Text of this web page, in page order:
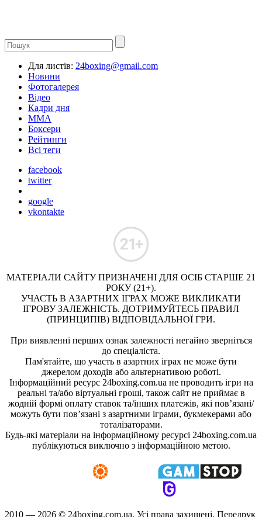
Для листів: 24boxing@gmail.com
Новини
Фотогалерея
Відео
Кадри дня
ММА
Боксери
Рейтинги
Всі теги
facebook
twitter
google
vkontakte
МАТЕРІАЛИ САЙТУ ПРИЗНАЧЕНІ ДЛЯ ОСІБ СТАРШЕ 21
РОКУ (21+).
УЧАСТЬ В АЗАРТНИХ ІГРАХ МОЖЕ ВИКЛИКАТИ
ІГРОВУ ЗАЛЕЖНІСТЬ. ДОТРИМУЙТЕСЬ ПРАВИЛ
(ПРИНЦИПІВ) ВІДПОВІДАЛЬНОЇ ГРИ.
При виявленні перших ознак залежності негайно зверніться
до спеціаліста.
Пам'ятайте, що участь в азартних іграх не може бути
джерелом доходів або альтернативою роботі.
Інформаційний ресурс 24boxing.com.ua не проводить ігри на
реальні та/або віртуальні гроші, також сайт не приймає в
жодній формі оплату ставок та/інших платежів, які пов’язані/
можуть бути пов’язані з азартними іграми, букмекерами або
тоталізаторами.
Будь-які матеріали на інформаційному ресурсі 24boxing.com.ua
публікуються виключно з інформаційною метою.
2010 — 2026 © 24boxing.com.ua. Усi права захищенi. Передрук